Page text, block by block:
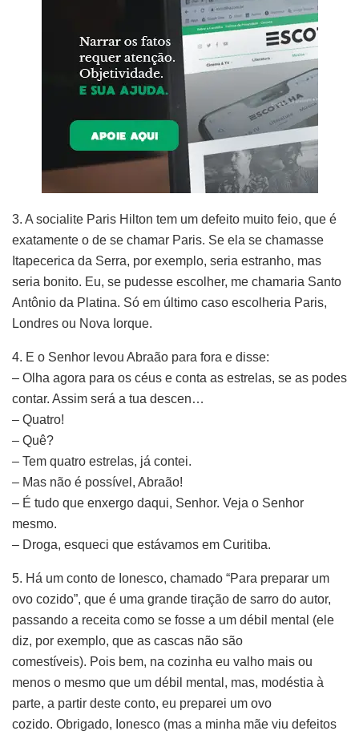
3. A socialite Paris Hilton tem um defeito muito feio, que é
exatamente o de se chamar Paris. Se ela se chamasse
Itapecerica da Serra, por exemplo, seria estranho, mas
seria bonito. Eu, se pudesse escolher, me chamaria Santo
Antônio da Platina. Só em último caso escolheria Paris,
Londres ou Nova Iorque.
4. E o Senhor levou Abraão para fora e disse:
– Olha agora para os céus e conta as estrelas, se as podes
contar. Assim será a tua descen…
– Quatro!
– Quê?
– Tem quatro estrelas, já contei.
– Mas não é possível, Abraão!
– É tudo que enxergo daqui, Senhor. Veja o Senhor
mesmo.
– Droga, esqueci que estávamos em Curitiba.
5. Há um conto de Ionesco, chamado “Para preparar um
ovo cozido”, que é uma grande tiração de sarro do autor,
passando a receita como se fosse a um débil mental (ele
diz, por exemplo, que as cascas não são
comestíveis). Pois bem, na cozinha eu valho mais ou
menos o mesmo que um débil mental, mas, modéstia à
parte, a partir deste conto, eu preparei um ovo
cozido. Obrigado, Ionesco (mas a minha mãe viu defeitos